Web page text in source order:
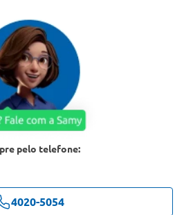
pelo telefone:
4020-5054